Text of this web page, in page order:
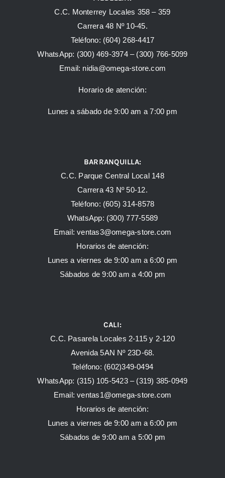
C.C. Monterrey Locales 358 – 359
Carrera 48 Nº 10-45.
Teléfono: (604) 268-4417
WhatsApp: (300) 469-3974 – (300) 766-5099
Email: nidia@omega-store.com
Horario de atención:
Lunes a sábado de 9:00 am a 7:00 pm
BARRANQUILLA:
C.C. Parque Central Local 148
Carrera 43 Nº 50-12.
Teléfono: (605) 314-8578
WhatsApp: (300) 777-5589
Email: ventas3@omega-store.com
Horarios de atención:
Lunes a viernes de 9:00 am a 6:00 pm
Sábados de 9:00 am a 4:00 pm
CALI:
C.C. Pasarela Locales 2-115 y 2-120
Avenida 5AN Nº 23D-68.
Teléfono: (602)349-0494
WhatsApp: (315) 105-5423 – (319) 385-0949
Email:ventas1@omega-store.com
Horarios de atención:
Lunes a viernes de 9:00 am a 6:00 pm
Sábados de 9:00 am a 5:00 pm